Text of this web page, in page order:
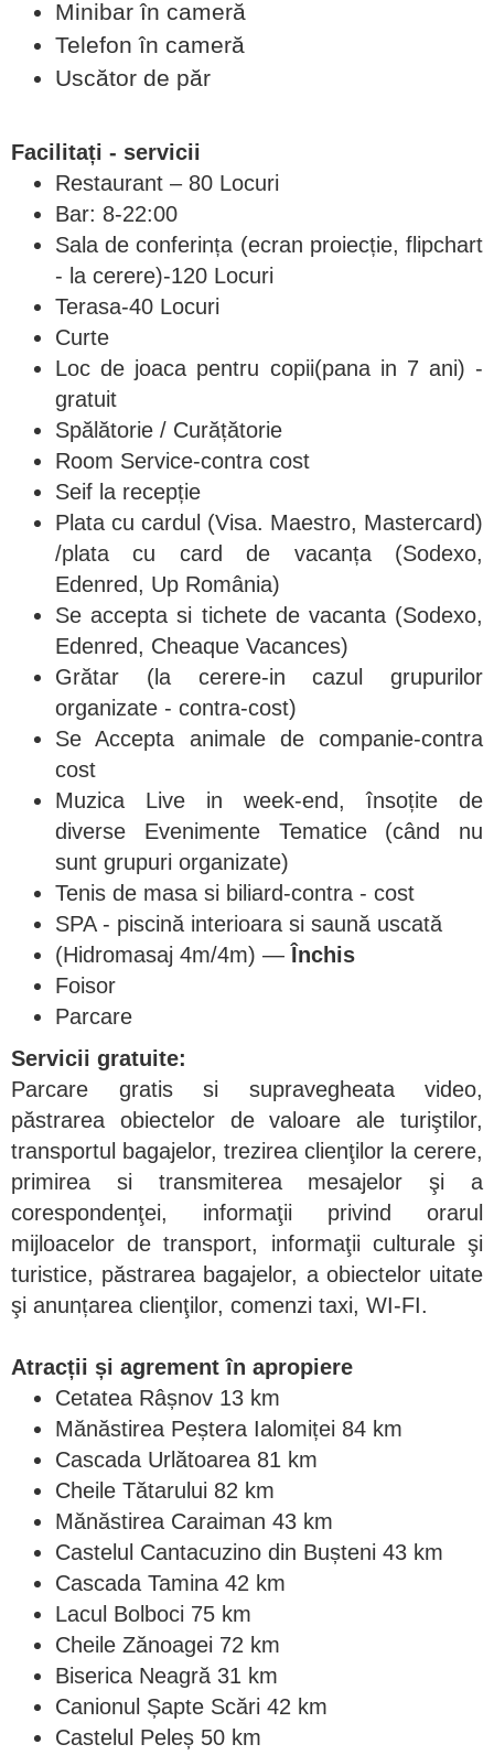
Minibar în cameră
Telefon în cameră
Uscător de păr
Facilitați - servicii
Restaurant – 80 Locuri
Bar: 8-22:00
Sala de conferința (ecran proiecție, flipchart
- la cerere)-120 Locuri
Terasa-40 Locuri
Curte
Loc de joaca pentru copii(pana in 7 ani) -
gratuit
Spălătorie / Curățătorie
Room Service-contra cost
Seif la recepție
Plata cu cardul (Visa. Maestro, Mastercard)
/plata cu card de vacanța (Sodexo,
Edenred, Up România)
Se accepta si tichete de vacanta (Sodexo,
Edenred, Cheaque Vacances)
Grătar (la cerere-in cazul grupurilor
organizate - contra-cost)
Se Accepta animale de companie-contra
cost
Muzica Live in week-end, însoțite de
diverse Evenimente Tematice (când nu
sunt grupuri organizate)
Tenis de masa si biliard-contra - cost
SPA - piscină interioara si saună uscată
(Hidromasaj 4m/4m) — Închis
Foisor
Parcare
Servicii gratuite:
Parcare gratis si supravegheata video,
păstrarea obiectelor de valoare ale turiştilor,
transportul bagajelor, trezirea clienţilor la cerere,
primirea si transmiterea mesajelor şi a
corespondenţei, informaţii privind orarul
mijloacelor de transport, informaţii culturale şi
turistice, păstrarea bagajelor, a obiectelor uitate
şi anunțarea clienţilor, comenzi taxi, WI-FI.
Atracții și agrement în apropiere
Cetatea Râșnov 13 km
Mănăstirea Peștera Ialomiței 84 km
Cascada Urlătoarea 81 km
Cheile Tătarului 82 km
Mănăstirea Caraiman 43 km
Castelul Cantacuzino din Bușteni 43 km
Cascada Tamina 42 km
Lacul Bolboci 75 km
Cheile Zănoagei 72 km
Biserica Neagră 31 km
Canionul Șapte Scări 42 km
Castelul Peleș 50 km